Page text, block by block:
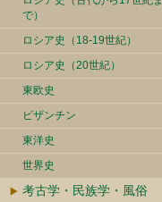
で）
ロシア史（18-19世紀）
ロシア史（20世紀）
東欧史
ビザンチン
東洋史
世界史
考古学・民族学・風俗